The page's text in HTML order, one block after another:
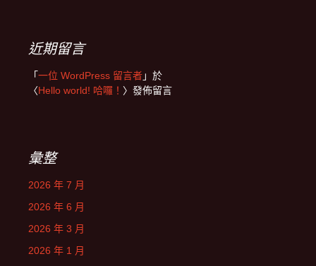
近期留言
「一位 WordPress 留言者」於
〈Hello world! 哈囉！ 〉發佈留言
彙整
2026 年 7 月
2026 年 6 月
2026 年 3 月
2026 年 1 月